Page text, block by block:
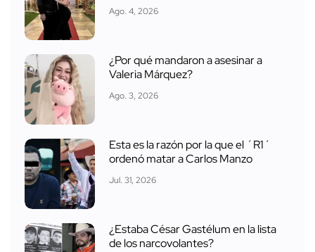
Ago. 4, 2026
¿Por qué mandaron a asesinar a
Valeria Márquez?
Ago. 3, 2026
Esta es la razón por la que el ´R1´
ordenó matar a Carlos Manzo
Jul. 31, 2026
¿Estaba César Gastélum en la lista
de los narcovolantes?